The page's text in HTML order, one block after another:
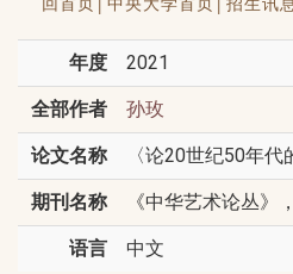
年度 2021
全部作者 孙玫
论文名称 〈论20世纪50年代
期刊名称 《中华艺术论丛》
语言 中文